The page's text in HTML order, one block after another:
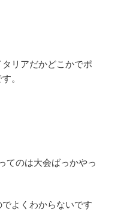
リアだかどこかでポ
。
てのは大会ばっかやっ
よくわからないです